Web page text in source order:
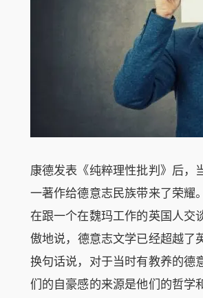
康德发表《纯粹理性批判》后，
一著作给德意志民族带来了荣耀
在跟一个在魏玛工作的英国人交
傲地说，德意志文学已经超越
换句话说，对于当时有教养的德
们的自豪感的来源是他们的哲学